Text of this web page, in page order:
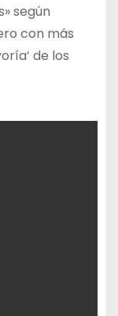
según
con más
de los